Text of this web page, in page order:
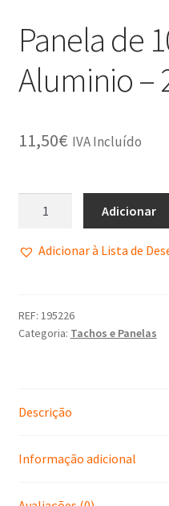
Panela de
Aluminio –
11,50€ IVA Incluído
Adicionar
Adicionar à Lista de
REF: 195226
Categoria: Tachos e Panelas
Descrição
Informação adicional